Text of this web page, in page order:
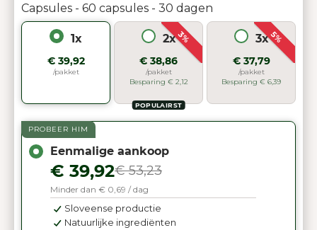
Capsules - 60 capsules - 30 dagen
1x
€ 39,92
/pakket
3%
2x
€ 38,86
/pakket
Besparing € 2,12
POPULAIRST
5%
3x
€ 37,79
/pakket
Besparing € 6,39
PROBEER HIM
Eenmalige aankoop
€ 39,92€ 53,23
Minder dan € 0,69 / dag
Sloveense productie
Natuurlijke ingrediënten